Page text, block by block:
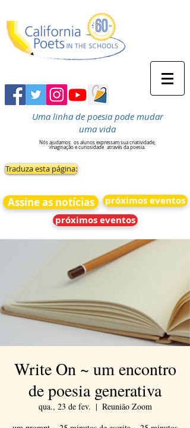
Uma linha de poesia pode mudar
uma vida
Nós ajudamos os alunos expressam sua criatividade,
imaginação e curiosidade através da poesia.
Traduza esta página:
Assine as notícias
próximos eventos
próximos eventos
Write On ~ um encontro
de poesia generativa
qua., 23 de fev.
  |
Reunião Zoom